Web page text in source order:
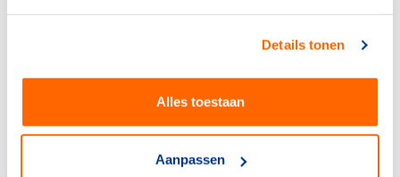
Details tonen
Alles toestaan
Aanpassen
17.8 Voedingsmiddelenregels voor